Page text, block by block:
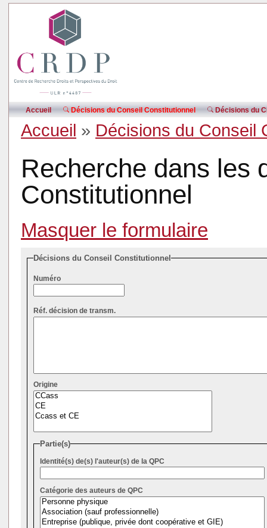
Accueil Décisions du Conseil Constitutionnel Décisions du
Accueil » Décisions du Conseil
Recherche dans les
Constitutionnel
Masquer le formulaire
Décisions du Conseil Constitutionnel
Numéro
Réf. décision de transm.
Origine
Partie(s)
Identité(s) de(s) l'auteur(s) de la QPC
Catégorie des auteurs de QPC